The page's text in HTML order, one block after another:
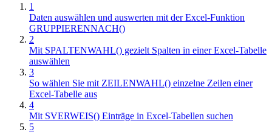
1
Daten auswählen und auswerten mit der Excel-Funktion
GRUPPIERENNACH()
2
Mit SPALTENWAHL() gezielt Spalten in einer Excel-Tabelle
auswählen
3
So wählen Sie mit ZEILENWAHL() einzelne Zeilen einer
Excel-Tabelle aus
4
Mit SVERWEIS() Einträge in Excel-Tabellen suchen
5